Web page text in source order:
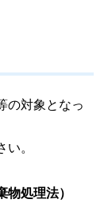
の対象となっ
。
処理法）